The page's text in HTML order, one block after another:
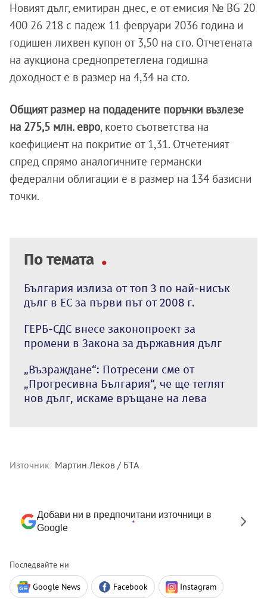
Новият дълг, емитиран днес, е от емисия № BG 20
400 26 218 с падеж 11 февруари 2036 година и
годишен лихвен купон от 3,50 на сто. Отчетената
на аукциона среднопретеглена годишна
доходност e в размер на 4,34 на сто.
Общият размер на подадените поръчки възлезе
на 275,5 млн. евро, което съответства на
коефициент на покритие от 1,31. Отчетеният
спред спрямо аналогичните германски
федерални облигации е в размер на 134 базисни
точки.
По темата
България излиза от топ 3 по най-нисък
дълг в ЕС за първи път от 2008 г.
ГЕРБ-СДС внесе законопроект за
промени в Закона за държавния дълг
„Възраждане“: Потресени сме от
„Прогресивна България“, че ще теглят
нов дълг, искаме връщане на лева
Източник: Мартин Леков / БТА
Добави ни в предпочитани източници в
Google
Последвайте ни
Google News Facebook Instagram